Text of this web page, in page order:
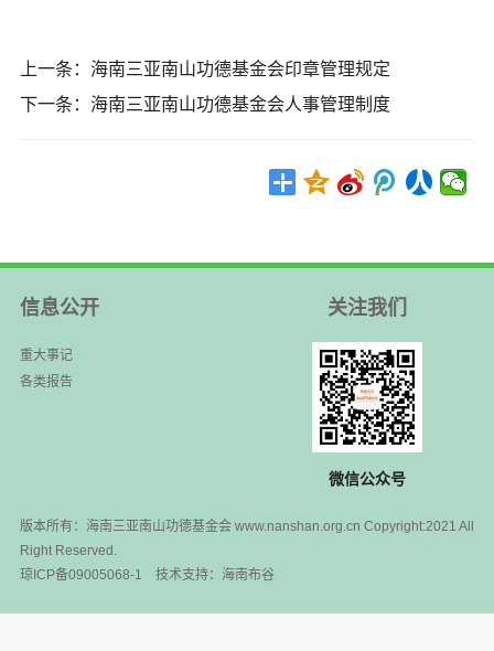
上一条： 海南三亚南山功德基金会印章管理规定
下一条： 海南三亚南山功德基金会人事管理制度
信息公开
重大事记
各类报告
关注我们
微信公众号
版本所有：海南三亚南山功德基金会 www.nanshan.org.cn Copyright:2021 All
Right Reserved.
琼ICP备09005068-1 技术支持： 海南布谷